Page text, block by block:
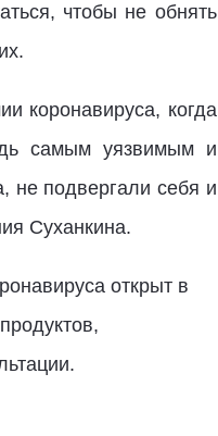
чтобы не обнять
коронавируса, когда
самым уязвимым и
подвергали себя и
Суханкина.
открыт в